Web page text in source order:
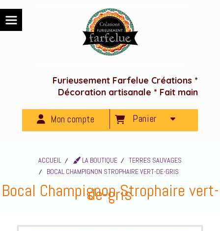
Furieusement Farfelue Créations *
Décoration artisanale * Fait main
Mon compte Panier
ACCUEIL LA BOUTIQUE
TERRES SAUVAGES
BOCAL CHAMPIGNON STROPHAIRE VERT-DE-GRIS
Bocal Champignon Strophaire vert-
de-gris